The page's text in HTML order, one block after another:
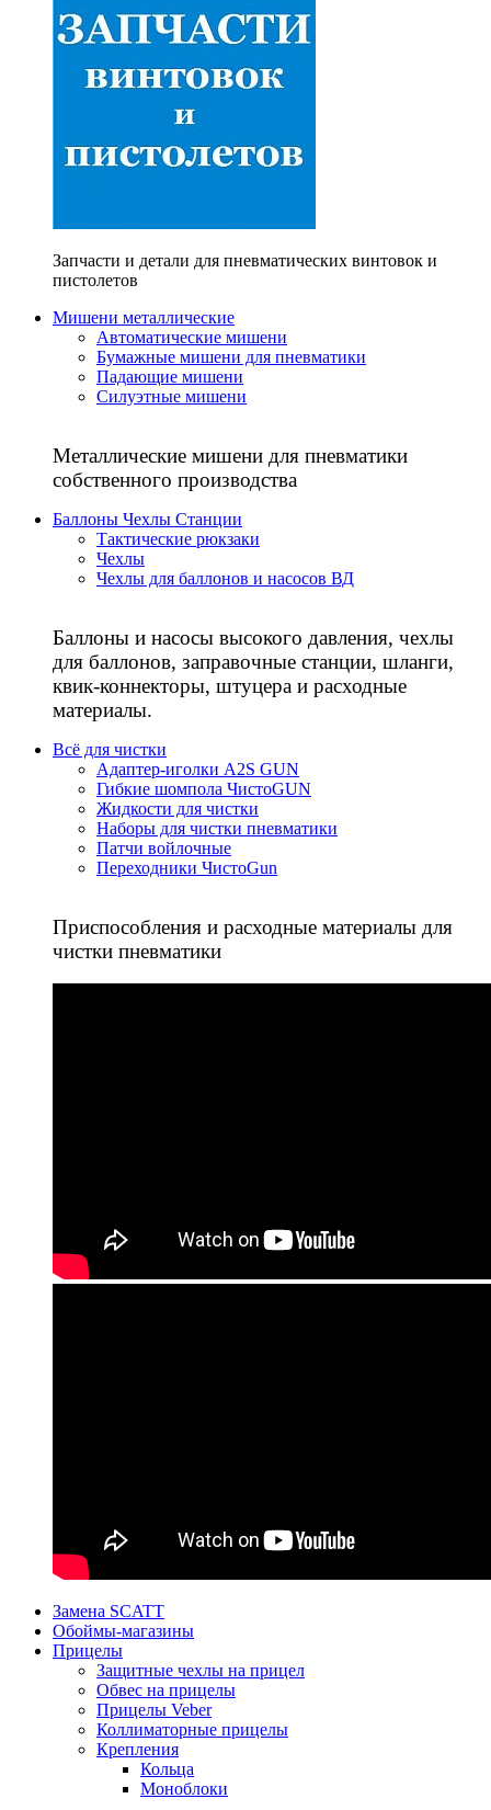
Запчасти и детали для пневматических винтовок и
пистолетов
Мишени металлические
Автоматические мишени
Бумажные мишени для пневматики
Падающие мишени
Силуэтные мишени
Металлические мишени для пневматики
собственного производства
Баллоны Чехлы Станции
Тактические рюкзаки
Чехлы
Чехлы для баллонов и насосов ВД
Баллоны и насосы высокого давления, чехлы
для баллонов, заправочные станции, шланги,
квик-коннекторы, штуцера и расходные
материалы.
Всё для чистки
Адаптер-иголки A2S GUN
Гибкие шомпола ЧистоGUN
Жидкости для чистки
Наборы для чистки пневматики
Патчи войлочные
Переходники ЧистоGun
Приспособления и расходные материалы для
чистки пневматики
Замена SCATT
Обоймы-магазины
Прицелы
Защитные чехлы на прицел
Обвес на прицелы
Прицелы Veber
Коллиматорные прицелы
Крепления
Кольца
Моноблоки